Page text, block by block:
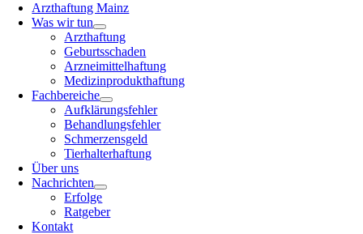
Arzthaftung Mainz
Was wir tun
Arzthaftung
Geburtsschaden
Arzneimittelhaftung
Medizinprodukthaftung
Fachbereiche
Aufklärungsfehler
Behandlungsfehler
Schmerzensgeld
Tierhalterhaftung
Über uns
Nachrichten
Erfolge
Ratgeber
Kontakt